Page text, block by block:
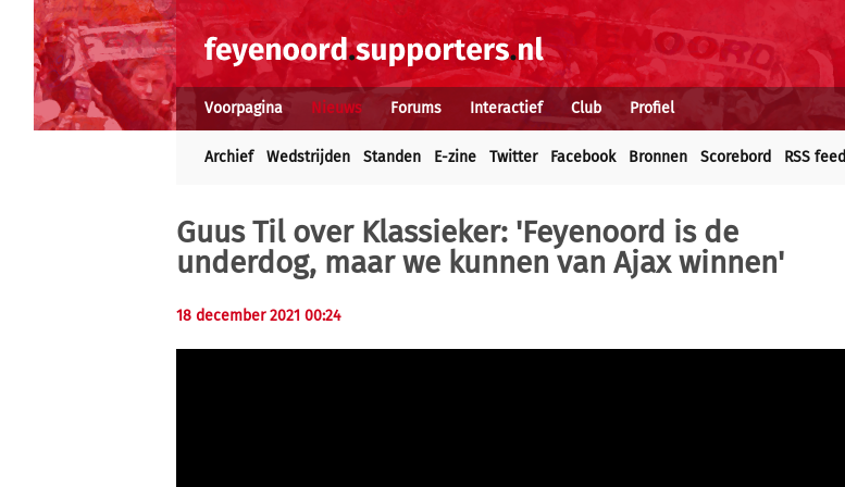
Voorpagina Nieuws Forums Interactief Club Profiel
Archief Wedstrijden Standen E-zine Twitter Facebook Bronnen Scorebord RSS feed
Guus Til over Klassieker: 'Feyenoord is de
underdog, maar we kunnen van Ajax winnen'
18 december 2021 00:24